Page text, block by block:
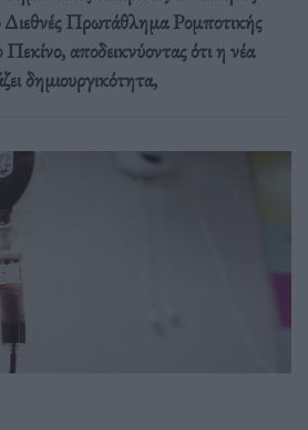
Διεθνές Πρωτάθλημα Ρομποτικής
αποδεικνύοντας ότι η νέα
δημιουργικότητα,